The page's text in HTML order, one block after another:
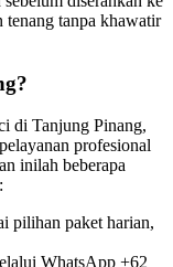
tenang tanpa khawatir
di Tanjung Pinang,
profesional
inilah beberapa
pilihan paket harian,
WhatsApp +62